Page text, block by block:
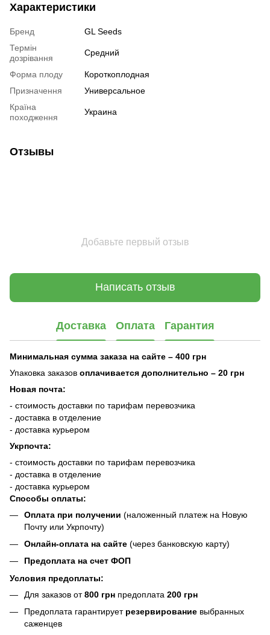
Характеристики
Бренд
GL Seeds
Термін
дозрівання
Средний
Форма плоду
Короткоплодная
Призначення
Универсальное
Країна
походження
Украина
Отзывы
Добавьте первый отзыв
Написать отзыв
Доставка Оплата Гарантия
Минимальная сумма заказа на сайте – 400 грн
Упаковка заказов оплачивается дополнительно – 20 грн
Новая почта:
- стоимость доставки по тарифам перевозчика
- доставка в отделение
- доставка курьером
Укрпочта:
- стоимость доставки по тарифам перевозчика
- доставка в отделение
- доставка курьером
Способы оплаты:
Оплата при получении (наложенный платеж на Новую
Почту или Укрпочту)
Онлайн-оплата на сайте (через банковскую карту)
Предоплата на счет ФОП
Условия предоплаты:
Для заказов от800 грн предоплата 200 грн
Предоплата гарантирует резервирование выбранных
саженцев